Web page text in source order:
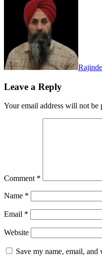
Leave a Reply
Your email address will not be
Comment *
Name *
Email *
Website
Save my name, email,